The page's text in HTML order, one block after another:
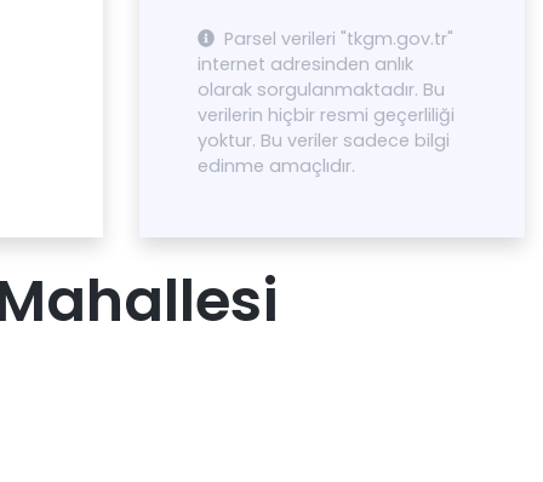
Parsel verileri "tkgm.gov.tr"
internet adresinden anlık
olarak sorgulanmaktadır. Bu
verilerin hiçbir resmi geçerliliği
yoktur. Bu veriler sadece bilgi
edinme amaçlıdır.